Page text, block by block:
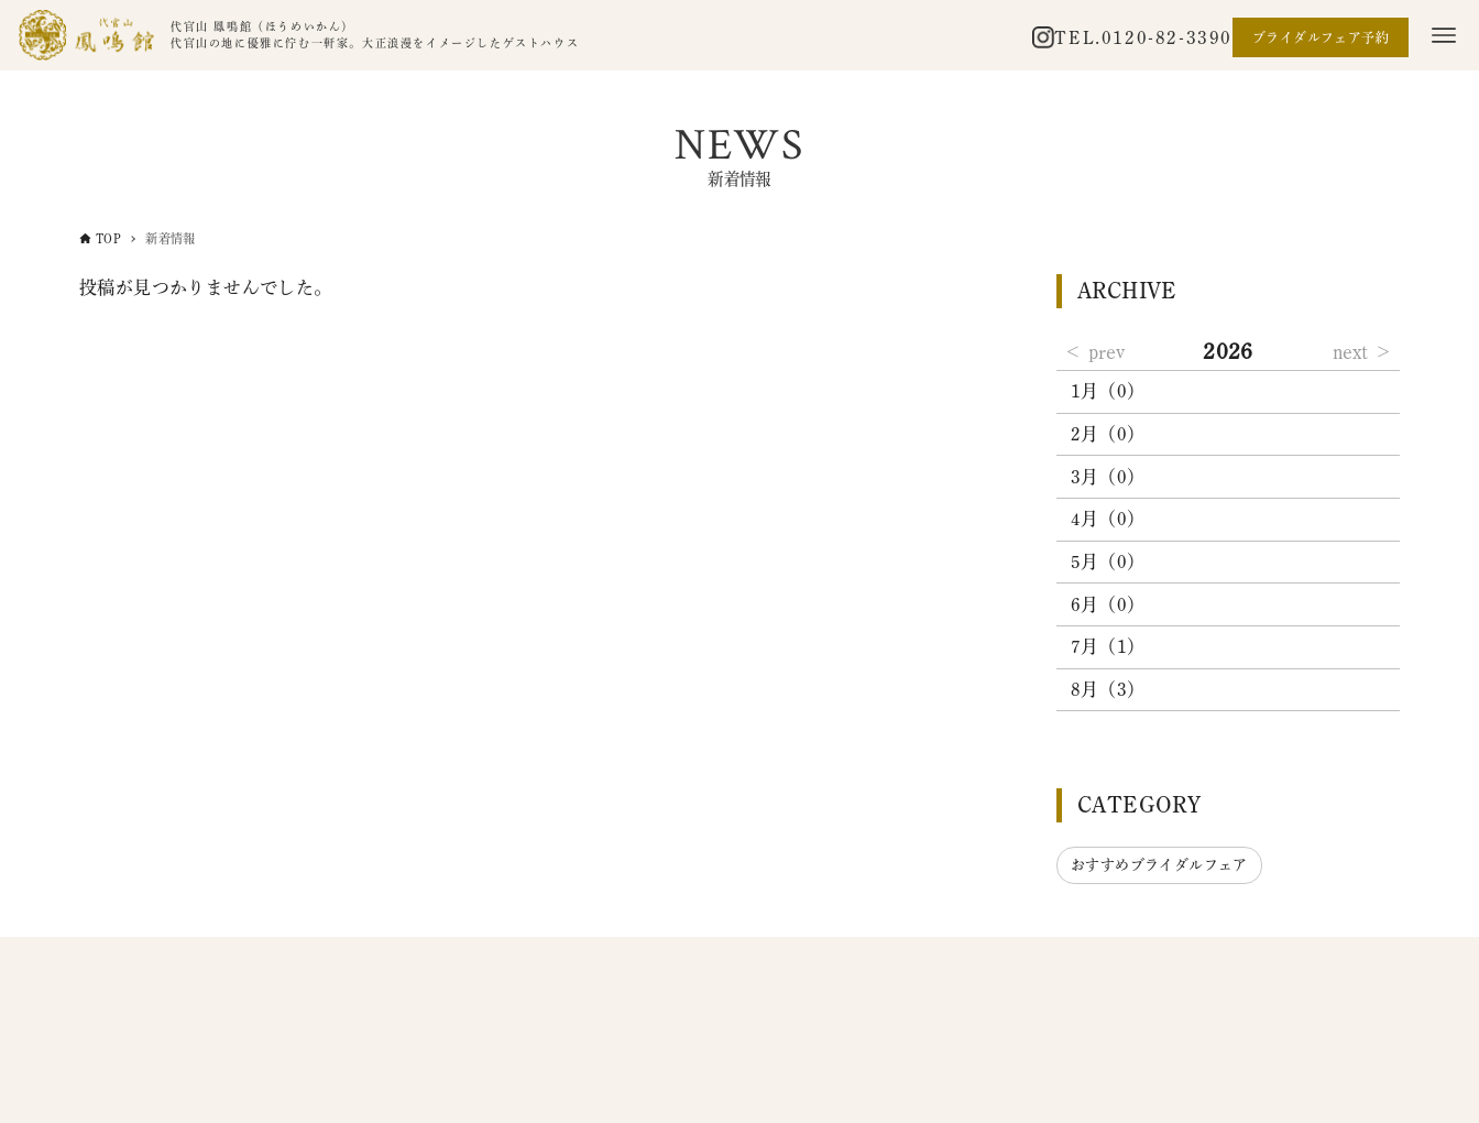
代官山 鳳鳴館（ほうめいかん）
代官山の地に優雅に佇む一軒家。大正浪漫をイメージしたゲストハウス
TEL. 0120-82-3390 ブライダルフェア予約
NEWS
新着情報
TOP 新着情報
投稿が見つかりませんでした。 ARCHIVE
prev 2026 next
1月（0）
2月（0）
3月（0）
4月（0）
5月（0）
6月（0）
7月（1）
8月（3）
CATEGORY
おすすめブライダルフェア